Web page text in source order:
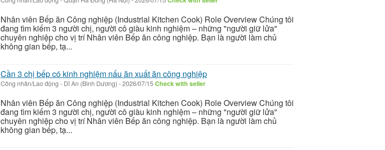
Nhân viên Bếp ăn Công nghiệp (Industrial Kitchen Cook) Role Overview Chúng tôi
đang tìm kiếm 3 người chị, người cô giàu kinh nghiệm – những "người giữ lửa"
chuyên nghiệp cho vị trí Nhân viên Bếp ăn công nghiệp. Bạn là người làm chủ
không gian bếp, tạ...
Cần 3 chị bếp có kinh nghiệm nấu ăn xuất ăn công nghiệp
Công nhân/Lao động - Dĩ An (Bình Dương) -2026/07/15Check with seller
Nhân viên Bếp ăn Công nghiệp (Industrial Kitchen Cook) Role Overview Chúng tôi
đang tìm kiếm 3 người chị, người cô giàu kinh nghiệm – những "người giữ lửa"
chuyên nghiệp cho vị trí Nhân viên Bếp ăn công nghiệp. Bạn là người làm chủ
không gian bếp, tạ...